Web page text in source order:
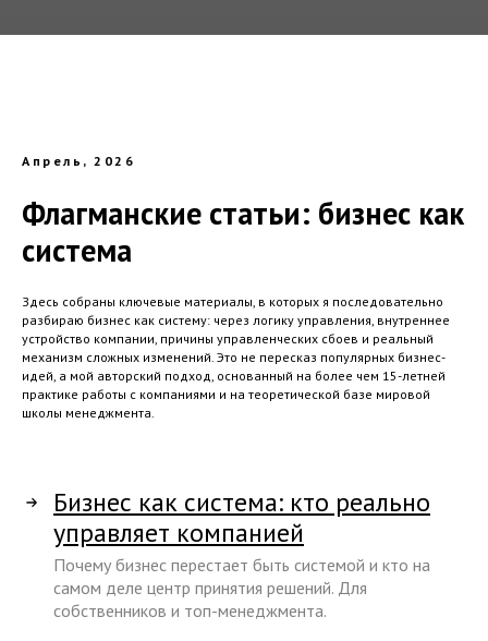
Апрель, 2026
Флагманские статьи: бизнес как
система
Здесь собраны ключевые материалы, в которых я последовательно
разбираю бизнес как систему: через логику управления, внутреннее
устройство компании, причины управленческих сбоев и реальный
механизм сложных изменений. Это не пересказ популярных бизнес-
идей, а мой авторский подход, основанный на более чем 15-летней
практике работы с компаниями и на теоретической базе мировой
школы менеджмента.
Бизнес как система: кто реально
управляет компанией
Почему бизнес перестает быть системой и кто на
самом деле центр принятия решений. Для
собственников и топ-менеджмента.